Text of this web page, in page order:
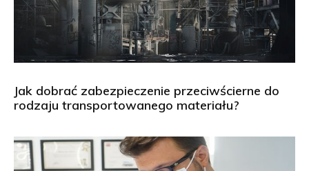
Jak dobrać zabezpieczenie przeciwścierne do
rodzaju transportowanego materiału?